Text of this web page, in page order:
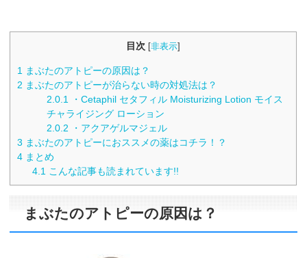
目次 [非表示]
1
まぶたのアトピーの原因は？
2 まぶたのアトピーが治らない時の対処法は？
2.0.1
・Cetaphil セタフィル Moisturizing Lotion モイス
チャライジング ローション
2.0.2 ・アクアゲルマジェル
3 まぶたのアトピーにおススメの薬はコチラ！？
4 まとめ
4.1 こんな記事も読まれています!!
まぶたのアトピーの原因は？